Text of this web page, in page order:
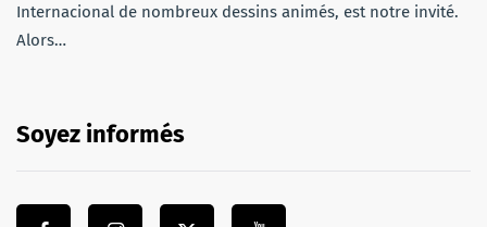
Internacional de nombreux dessins animés, est notre invité.
Alors…
Soyez informés